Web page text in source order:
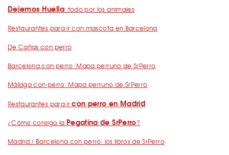
Dejemos Huella: todo por los animales
Restaurantes para ir con mascota en Barcelona
De Cañas con perro
Barcelona con perro: Mapa perruno de SrPerro
Málaga con perro: Mapa perruno de SrPerro
Restaurantes para ircon perro en Madrid
¿Cómo consigo la Pegatina de SrPerro?
Madrid / Barcelona con perro: los libros de SrPerro